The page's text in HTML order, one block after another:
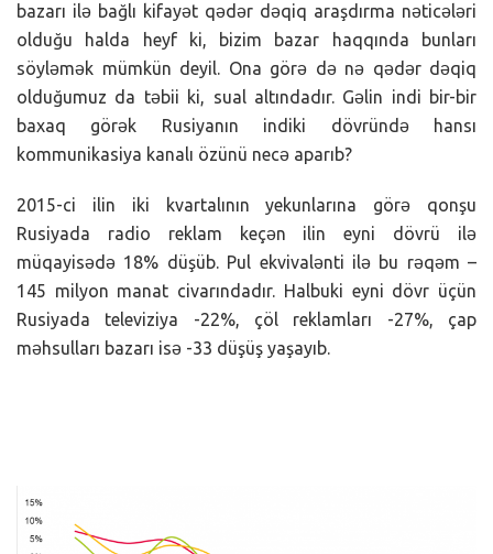
bazarı ilə bağlı kifayət qədər dəqiq araşdırma nəticələri
olduğu halda heyf ki, bizim bazar haqqında bunları
söyləmək mümkün deyil. Ona görə də nə qədər dəqiq
olduğumuz da təbii ki, sual altındadır. Gəlin indi bir-bir
baxaq görək Rusiyanın indiki dövründə hansı
kommunikasiya kanalı özünü necə aparıb?
2015-ci ilin iki kvartalının yekunlarına görə qonşu
Rusiyada radio reklam keçən ilin eyni dövrü ilə
müqayisədə 18% düşüb. Pul ekvivalənti ilə bu rəqəm –
145 milyon manat civarındadır. Halbuki eyni dövr üçün
Rusiyada televiziya -22%, çöl reklamları -27%, çap
məhsulları bazarı isə -33 düşüş yaşayıb.